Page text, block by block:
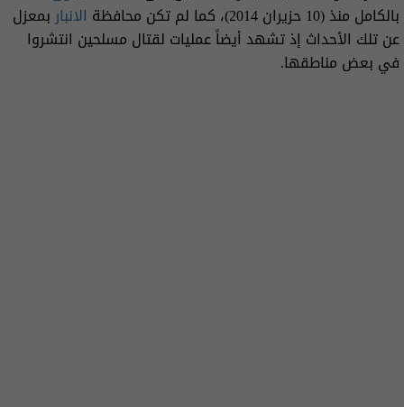
بالكامل منذ (10 حزيران 2014)، كما لم تكن محافظة
الانباربمعزل
عن تلك الأحداث إذ تشهد أيضاً عمليات لقتال مسلحين انتشروا
في بعض مناطقها.